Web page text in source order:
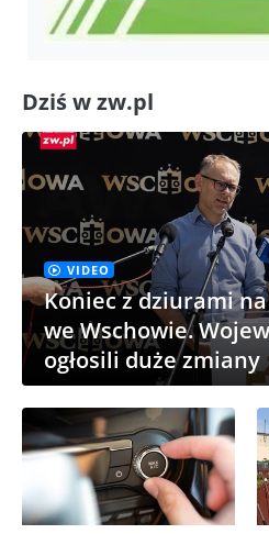
Dziś w zw.pl
VIDEO
Koniec z dziurami
we Wschowie.
ogłosili duże zmiany